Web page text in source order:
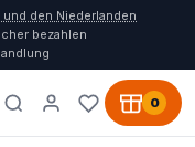
den Niederlanden
bezahlen
0